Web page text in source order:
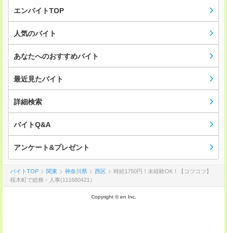
エンバイトTOP
人気のバイト
あなたへのおすすめバイト
最近見たバイト
詳細検索
バイトQ&A
アンケート&プレゼント
バイトTOP 関東 神奈川県 西区
時給1750円！未経験OK！【コツコツ】
桜木町で総務・人事(111680421）
Copyright © en Inc.